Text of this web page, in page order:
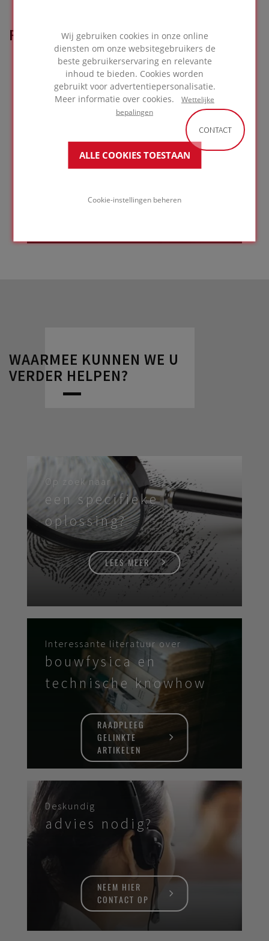
Wij gebruiken cookies in onze online
diensten om onze websitegebruikers de
beste gebruikerservaring en relevante
inhoud te bieden. Cookies worden
gebruikt voor advertentiepersonalisatie.
Meer informatie over cookies. Wettelijke
bepalingen
ALLE COOKIES TOESTAAN
Cookie-instellingen beheren
FOAMGLAS® OPLOSSING
gebruikt in dit project
Intensief groendak op beton
GA NAAR
WAARMEE KUNNEN WE U
VERDER HELPEN?
Op zoek naar
een specifieke
oplossing?
LEES MEER
Interessante literatuur over
bouwfysica en
technische knowhow
RAADPLEEG
GELINKTE
ARTIKELEN
Deskundig
advies nodig?
NEEM HIER
CONTACT OP
CONTACT